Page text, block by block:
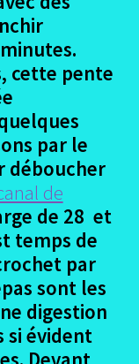
cette pente
par le
déboucher
de
de 28 et
temps de
par
sont les
digestion
si évident
Devant